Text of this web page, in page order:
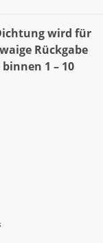
wird für
Rückgabe
1 – 10